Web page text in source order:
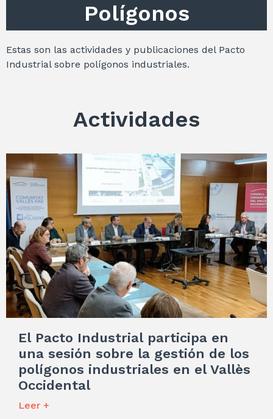
Polígonos
Estas son las actividades y publicaciones del Pacto
Industrial sobre polígonos industriales.
Actividades
El Pacto Industrial participa en
una sesión sobre la gestión de los
polígonos industriales en el Vallès
Occidental
Leer +